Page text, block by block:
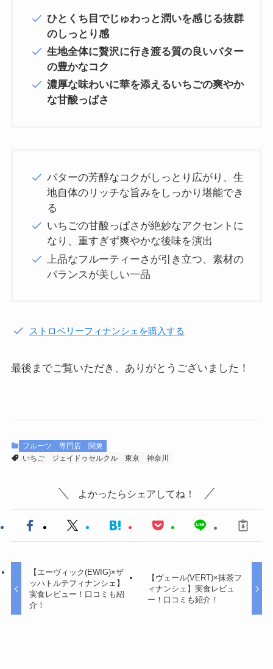
ひとくち目でじゅわっと潤いを感じる抜群
のしっとり感
生地全体に贅沢に行き渡る質の良いバター
の豊かなコク
濃厚な味わいに華を添えるいちごの爽やか
な甘酸っぱさ
バターの芳醇なコクがしっとり広がり、生
地自体のリッチな旨みをしっかり堪能でき
る
いちごの甘酸っぱさが絶妙なアクセントに
なり、重すぎず爽やかな後味を演出
上品なフルーティーさが引き立つ、素材の
バランスが美しい一品
ストロベリーフィナンシェを購入する
最後までご覧いただき、ありがとうございました！
フルーツ 専門店
関東
いちご
ジェイドゥセルクル 東京 神奈川
よかったらシェアしてね！
【エーヴィック(EWIG)×ザ
ッハトルテフィナンシェ】
実食レビュー！口コミも紹
介！
【ヴェール(VERT)×抹茶フ
ィナンシェ】実食レビュ
ー！口コミも紹介！